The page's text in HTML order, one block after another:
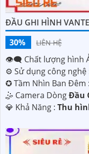
ĐẦU GHI HÌNH
30%
LIÊN HỆ
👁️‍🗨 Chất lượng hình
⚙ Sử dụng công nghệ
✪ Tầm Nhìn Ban Đêm :
🤹 Camera DòngĐầu
️💎 Khả Năng : Thu